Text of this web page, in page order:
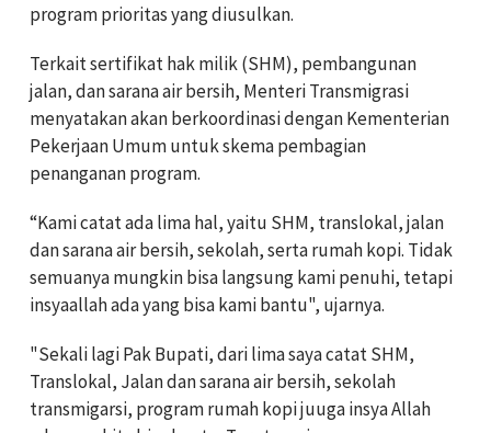
program prioritas yang diusulkan.
Terkait sertifikat hak milik (SHM), pembangunan
jalan, dan sarana air bersih, Menteri Transmigrasi
menyatakan akan berkoordinasi dengan Kementerian
Pekerjaan Umum untuk skema pembagian
penanganan program.
“Kami catat ada lima hal, yaitu SHM, translokal, jalan
dan sarana air bersih, sekolah, serta rumah kopi. Tidak
semuanya mungkin bisa langsung kami penuhi, tetapi
insyaallah ada yang bisa kami bantu", ujarnya.
"Sekali lagi Pak Bupati, dari lima saya catat SHM,
Translokal, Jalan dan sarana air bersih, sekolah
transmigarsi, program rumah kopi juuga insya Allah